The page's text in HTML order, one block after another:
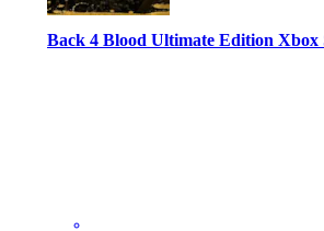
Back 4 Blood Ultimate Edition Xbox